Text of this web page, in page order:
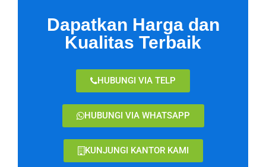
Dapatkan Harga dan
Kualitas Terbaik
HUBUNGI VIA TELP
HUBUNGI VIA WHATSAPP
KUNJUNGI KANTOR KAMI